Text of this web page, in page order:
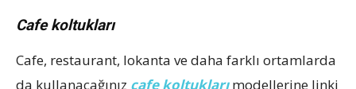
Cafe koltukları
Cafe, restaurant, lokanta ve daha farklı ortamlarda
da kullanacağınız cafe koltuklarımodellerine linki